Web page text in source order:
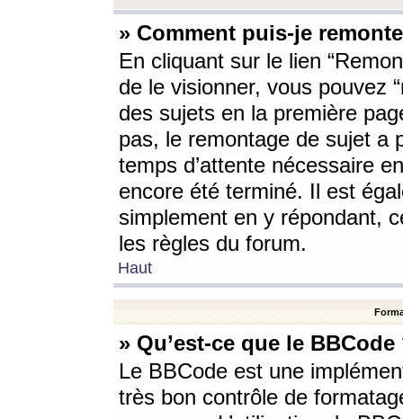
» Comment puis-je
En cliquant sur le lien
de le visionner, vous pouvez
des sujets en la première
pas, le remontage de sujet a
temps d’attente nécessaire
encore été terminé. Il est
simplement en y répondant,
les règles du forum.
Haut
» Qu’est-ce que le BBCode
Le BBCode est une
très bon contrôle de